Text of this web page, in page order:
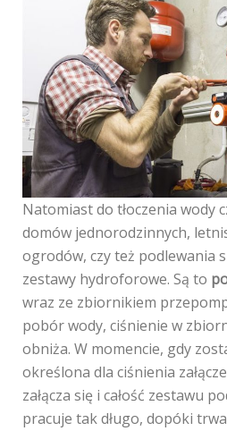
Natomiast do tłoczenia wody
domów jednorodzinnych,
ogrodów, czy też podlewania
zestawy hydroforowe. Są to
wraz ze zbiornikiem
pobór wody, ciśnienie w
obniża. W momencie, gdy
określona dla ciśnienia
załącza się i całość zestawu
pracuje tak długo, dopóki